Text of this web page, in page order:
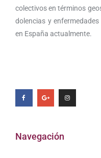
colectivos en términos
dolencias y
en España actualmente.
Navegación